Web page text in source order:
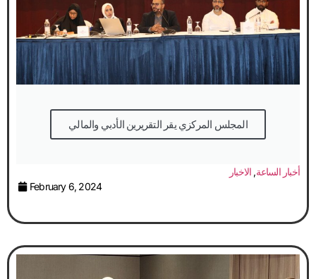
المجلس المركزي يقر التقريرين الأدبي والمالي
أخبار الساعة, الاخبار
February 6, 2024